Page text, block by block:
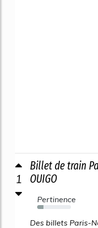
1
Billet de train
OUIGO
Pertinence
19%
Des billets Paris-